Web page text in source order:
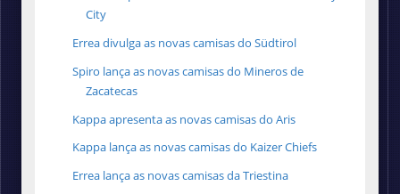
City
Errea divulga as novas camisas do Südtirol
Spiro lança as novas camisas do Mineros de
Zacatecas
Kappa apresenta as novas camisas do Aris
Kappa lança as novas camisas do Kaizer Chiefs
Errea lança as novas camisas da Triestina